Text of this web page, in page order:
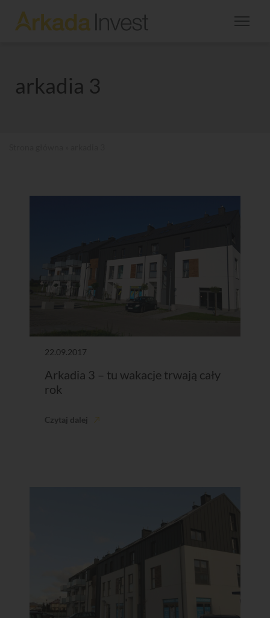
arkadia 3
22.09.2017
Arkadia 3 – tu wakacje trwają cały
rok
Czytaj dalej